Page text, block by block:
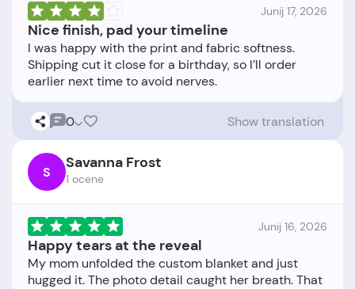
Junij 17, 2026
Nice finish, pad your timeline
I was happy with the print and fabric softness.
Shipping cut it close for a birthday, so I’ll order
0 Show translation
S Savanna Frost
1 ocene
Junij 16, 2026
Happy tears at the reveal
My mom unfolded the custom blanket and just
hugged it. The photo detail caught her breath. That